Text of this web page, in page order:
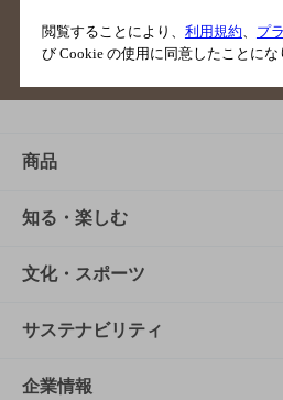
サイトマップ ご意見・
商品
商品TOP
商品一覧
商品発売情報
栄養成分一覧
知る・楽しむ
知る・楽しむTOP
キャンペーン
工場見学
文化・スポーツ
文化・スポーツTOP
サントリーホール
サステナビリティ
サステナビリティTOP
企業情報
閲覧することにより、 利用規約、 プ
び Cookie の使用に同意したことにな